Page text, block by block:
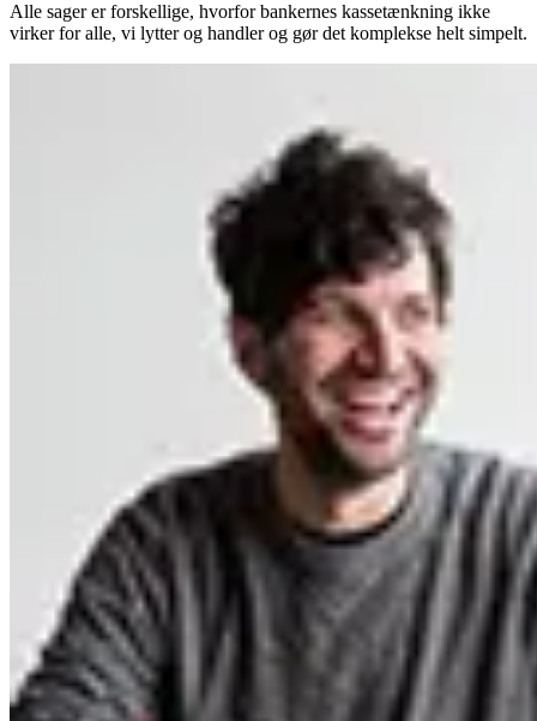
Alle sager er forskellige, hvorfor bankernes kassetænkning ikke
virker for alle, vi lytter og handler og gør det komplekse helt simpelt.